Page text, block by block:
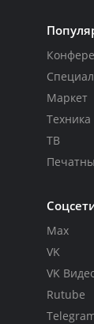
Маркет
Техника
ТВ
Max
VK
VK
Rutube